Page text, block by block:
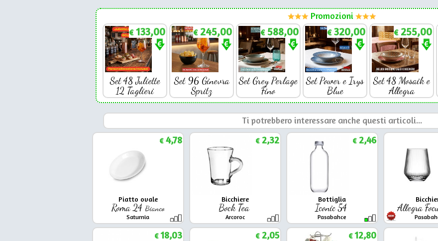
Promozioni
€133,00
Set 48 Juliette
12 Taglieri
€245,00
Set 96 Ginevra
Spritz
€588,00
Set Grey Perlage
Fino
€320,00
Set Power e Irys
Blue
€255,00
Set 48 Mosaik e
Allegra
Ti potrebbero interessare anche questi articoli...
Piatto ovale
Roma 24 Bianco
Saturnia
€4,78
Bicchiere
Bock Tea
Arcoroc
€2,32
Bottiglia
Iconic 54
Pasabahce
€2,46
Allegra
€18,03 €2,05 €12,80